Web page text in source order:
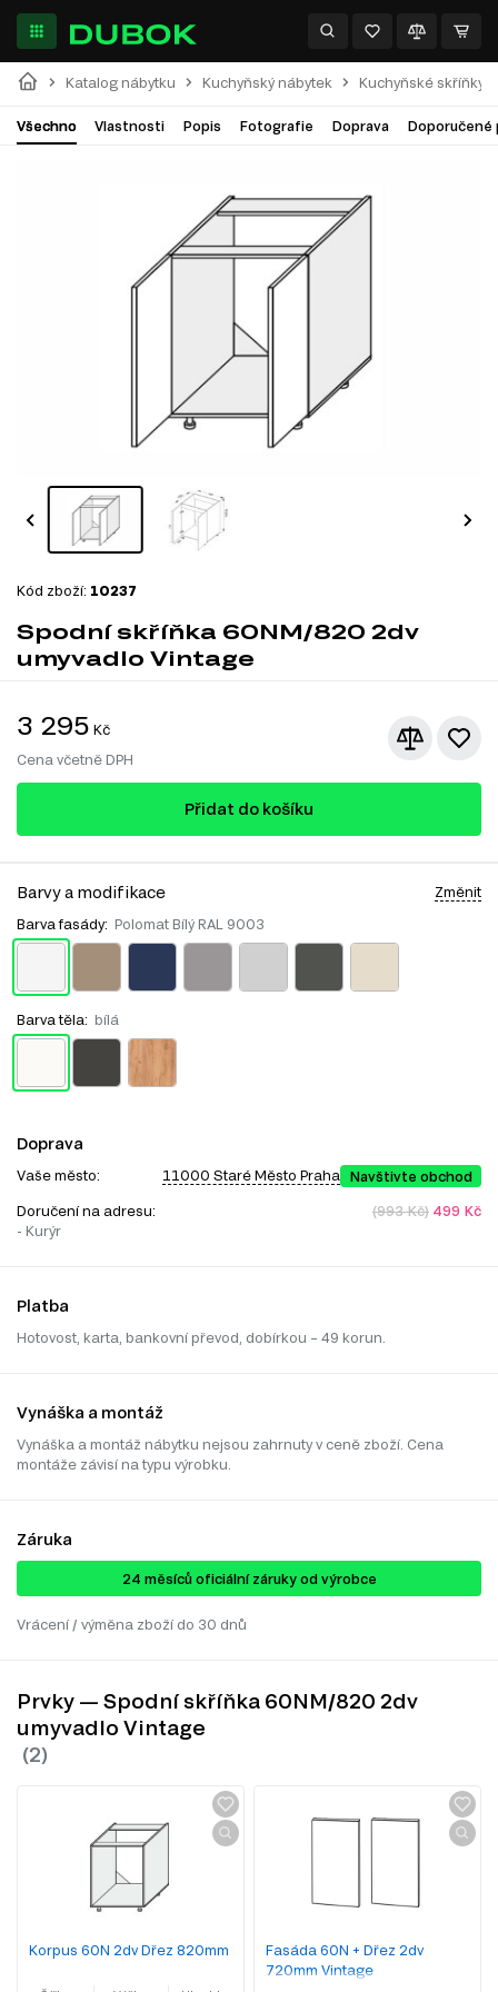
Katalog nábytku Kuchyňský nábytek Kuchyňské skříňky
Všechno Vlastnosti Popis Fotografie Doprava Doporučené
Kód zboží: 10237
Spodní skříňka 60NМ/820 2dv
umyvadlo Vintage
3 295 Kč
Cena včetně DPH
Přidat do košíku
Barvy a modifikace Změnit
Barva fasády: Polomat Bílý RAL 9003
Barva těla: bílá
Doprava
Vaše město: 11000 Staré Město Praha Navštivte obchod
Doručení na adresu:
- Kurýr
(993 Kč) 499 Kč
Platba
Hotovost, karta, bankovní převod, dobírkou – 49 korun.
Vynáška a montáž
Vynáška a montáž nábytku nejsou zahrnuty v ceně zboží. Cena
montáže závisí na typu výrobku.
Záruka
24 ​​​​měsíců oficiální záruky od výrobce
Vrácení / výměna zboží do 30 dnů
Prvky — Spodní skříňka 60NМ/820 2dv
umyvadlo Vintage
Korpus 60N 2dv Dřez 820mm
Fasáda 60N + Dřez 2dv
720mm Vintage